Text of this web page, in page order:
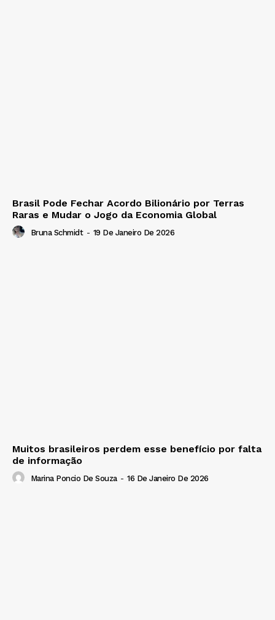
Brasil Pode Fechar Acordo Bilionário por Terras
Raras e Mudar o Jogo da Economia Global
Bruna Schmidt - 19 De Janeiro De 2026
Muitos brasileiros perdem esse benefício por falta
de informação
Marina Poncio De Souza - 16 De Janeiro De 2026